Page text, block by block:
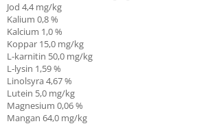
Jod 4,4 mg/kg
Kalium 0,8%
Kalcium 1,0%
Koppar 15,0 mg/kg
L-karnitin 50,0 mg/kg
L-lysin 1,59%
Linolsyra4,67%
Lutein 5,0 mg/kg
Magnesium 0,06%
Mangan 64,0 mg/kg